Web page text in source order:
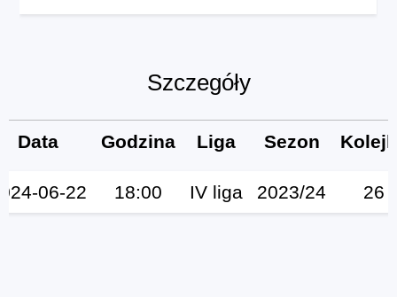
Szczegóły
Data Godzina Liga Sezon
06-22 18:00 IV liga 2023/24 26